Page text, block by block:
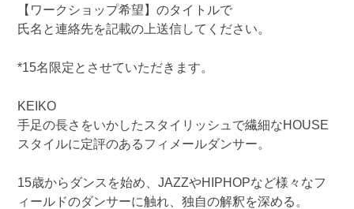
【ワークショップ希望】のタイトルで
氏名と連絡先を記載の上送信してください。
*15名限定とさせていただきます。
KEIKO
手足の長さをいかしたスタイリッシュで繊細なHOUSE
スタイルに定評のあるフィメールダンサー。
15歳からダンスを始め、JAZZやHIPHOPなど様々なフ
ィールドのダンサーに触れ、独自の解釈を深める。